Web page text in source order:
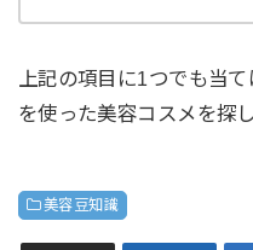
上記の項目に1つでも当
を使った美容コスメを探
美容豆知識